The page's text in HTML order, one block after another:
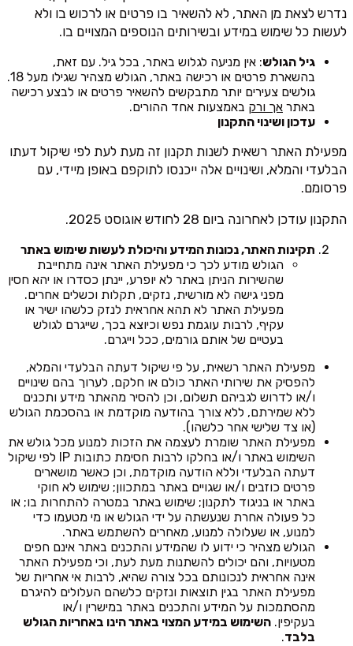
נדרש לצאת מן האתר, לא להשאיר בו פרטים או לרכוש בו ולא
לעשות כל שימוש במידע ובשירותים הנוספים המצויים בו.
גיל הגולש: אין מניעה לגלוש באתר, בכל גיל. עם זאת,
בהשארת פרטים או רכישה באתר, הגולש מצהיר שגילו מעל 18.
גולשים צעירים יותר מתבקשים להשאיר פרטים או לבצע רכישה
באתר אך ורק באמצעות אחד ההורים.
עדכון ושינוי התקנון
מפעילת האתר רשאית לשנות תקנון זה מעת לעת לפי שיקול דעתו
הבלעדי והמלא, ושינויים אלה ייכנסו לתוקפם באופן מיידי, עם
פרסומם.
התקנון עודכן לאחרונה ביום 28 לחודש אוגוסט 2025.
תקינות האתר, נכונות המידע והיכולת לעשות שימוש באתר
הגולש מודע לכך כי מפעילת האתר אינה מתחייבת
שהשירות הניתן באתר לא יופרע, יינתן כסדרו או יהא חסין
מפני גישה לא מורשית, נזקים, תקלות וכשלים אחרים.
מפעילת האתר לא תהא אחראית לנזק כלשהו ישיר או
עקיף, לרבות עוגמת נפש וכיוצא בכך, שייגרם לגולש
בעטיים של אותם גורמים, ככל וייגרם.
מפעילת האתר רשאית, על פי שיקול דעתה הבלעדי והמלא,
להפסיק את שירותי האתר כולם או חלקם, לערוך בהם שינויים
ו/או לדרוש לגביהם תשלום, וכן להסיר מהאתר מידע ותכנים
ללא שמירתם, ללא צורך בהודעה מוקדמת או בהסכמת הגולש
(או צד שלישי אחר כלשהו).
מפעילת האתר שומרת לעצמה את הזכות למנוע מכל גולש את
השימוש באתר ו/או בחלקו לרבות חסימת כתובות IP לפי שיקול
דעתה הבלעדי וללא הודעה מוקדמת, וכן כאשר מושארים
פרטים כוזבים ו/או שגויים באתר במתכוון; שימוש לא חוקי
באתר או בניגוד לתקנון; שימוש באתר במטרה להתחרות בו; או
כל פעולה אחרת שנעשתה על ידי הגולש או מי מטעמו כדי
למנוע, או שעלולה למנוע, מאחרים להשתמש באתר.
הגולש מצהיר כי ידוע לו שהמידע והתכנים באתר אינם חפים
מטעויות, והם יכולים להשתנות מעת לעת, וכי מפעילת האתר
אינה אחראית לנכונותם בכל צורה שהיא, לרבות אי אחריות של
מפעילת האתר בגין תוצאות ונזקים כלשהם העלולים להיגרם
מהסתמכות על המידע והתכנים באתר במישרין ו/או
בעקיפין. השימוש במידע המצוי באתר הינו באחריות הגולש
בלבד.